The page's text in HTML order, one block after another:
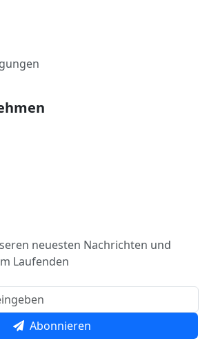
neuesten Nachrichten und
Laufenden
Abonnieren